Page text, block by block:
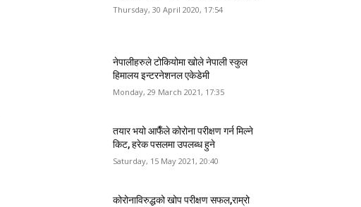
Thursday, 30 April 2020, 17:54
नेपालीहरुले टोकियोमा खोले नेपाली स्कुल
हिमालय इन्टरनेशनल एकेडेमी
Monday, 29 March 2021, 17:35
तयार भयो आफैँले कोरोना परीक्षण गर्न मिल्ने
किट, हरेक पसलमा उपलब्ध हुने
Saturday, 15 May 2021, 20:40
कोरोनाविरुद्धको खोप परीक्षण सफल,राम्रो